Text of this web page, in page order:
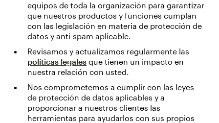
equipos de toda la organización para garantizar
que nuestros productos y funciones cumplan
con las legislación en materia de protección de
datos y anti-spam aplicable.
Revisamos y actualizamos regularmente las
políticas legales que tienen un impacto en
nuestra relación con usted.
Nos comprometemos a cumplir con las leyes
de protección de datos aplicables y a
proporcionar a nuestros clientes las
herramientas para ayudarlos con sus propios